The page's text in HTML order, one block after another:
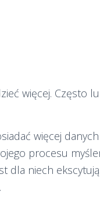
więcej. Często
więcej
procesu
dla niech